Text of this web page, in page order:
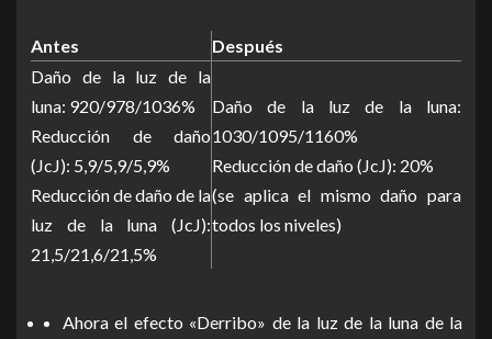
Antes
Después
Daño de la luz de la
luna: 920/978/1036%
Reducción de daño
(JcJ): 5,9/5,9/5,9%
Reducción de daño de la
luz de la luna (JcJ):
21,5/21,6/21,5%
Daño de la luz de la luna:
1030/1095/1160%
Reducción de daño (JcJ): 20%
(se aplica el mismo daño para
todos los niveles)
Ahora el efecto «Derribo» de la luz de la luna de la